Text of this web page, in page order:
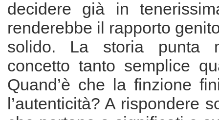
decidere già in
renderebbe il rapporto
solido. La storia punta
concetto tanto semplice
Quand’è che la finzione
l’autenticità? A rispondere